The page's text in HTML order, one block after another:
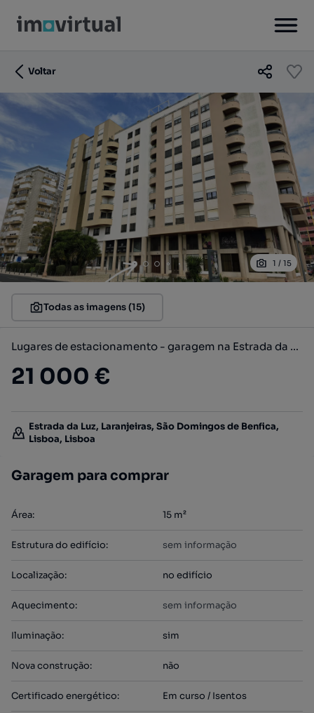
Voltar
1 / 15
Todas as imagens (15)
Lugares de estacionamento - garagem na Estrada da Luz 106, Laranjeiras
21 000 €
Estrada da Luz, Laranjeiras, São Domingos de Benfica,
Lisboa, Lisboa
Garagem para comprar
Área: 15 m²
Estrutura do edifício: sem informação
Localização: no edifício
Aquecimento: sem informação
Iluminação: sim
Nova construção: não
Certificado energético: Em curso / Isentos